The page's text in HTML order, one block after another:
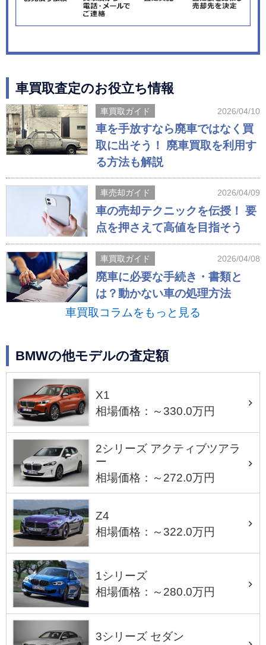
車買取査定のお役立ち情報
車買取ガイド 2026/04/10
車を手放すなら廃車ではなく買
取に出そう！ 廃車買取を利用す
る方法も解説
車売却ガイド 2026/04/09
車の売却テクニックを伝授！ 要
点を押さえて高値を目指そう
車買取ガイド 2026/04/08
廃車に必要な手続き・書類と
は？動かない車の処理方法
車買取コラムをもっと見る
BMWの他モデルの査定額
X1
相場価格：～330.0万円
2シリーズ アクティブツアラ
ー
相場価格：～272.0万円
Z4
相場価格：～322.0万円
1シリーズ
相場価格：～280.0万円
3シリーズ セダン